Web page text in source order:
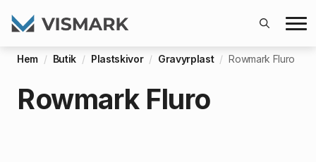
Search
for:
Hem Butik Plastskivor Gravyrplast Rowmark Fluro
Rowmark Fluro